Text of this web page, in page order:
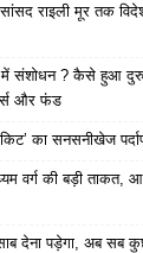
राइली मूर तक
में संशोधन ? कैसे हुआ
और फंड
का सनसनीखेज
वर्ग की बड़ी ताकत,
देना पड़ेगा, अब सब कुछ